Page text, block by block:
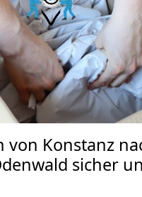
von Konstanz
sicher